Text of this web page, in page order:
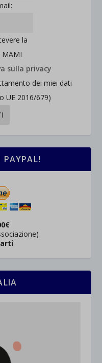
la
sulla privacy
dei miei dati
UE 2016/679)
PAYPAL!